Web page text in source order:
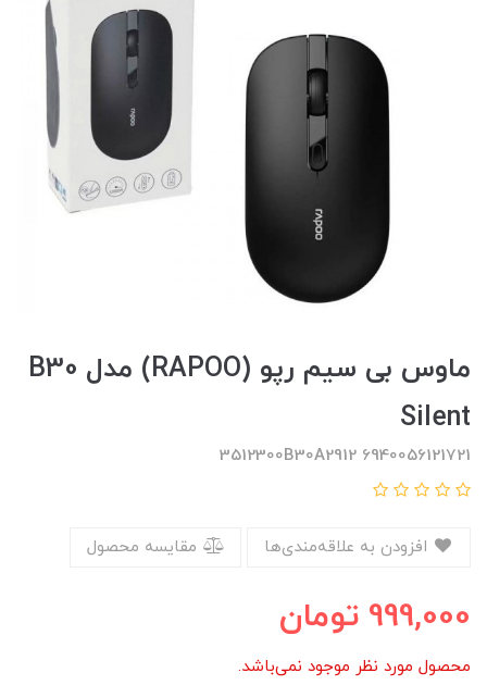
ماوس بی سیم رپو (RAPOO) مدل B30
Silent
6940056121721 3512300B30A2912
مقایسه محصول
999,000 تومان
محصول مورد نظر موجود نمی‌باشد.